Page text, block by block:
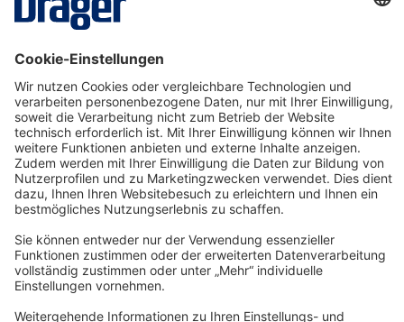
SRM09205
Ab 22,31 €* pro Tag
Details
Technology
Service-Hotline